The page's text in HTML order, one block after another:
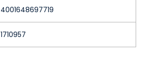
4001648697719
1710957